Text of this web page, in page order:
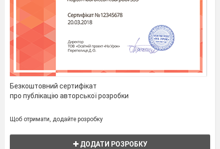
Безкоштовний сертифікат
про публікацію авторської розробки
Щоб отримати, додайте розробку
ДОДАТИ РОЗРОБКУ